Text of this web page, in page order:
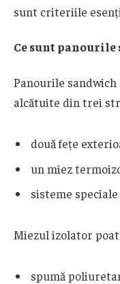
sunt criteriile
Ce sunt panourile
Panourile
alcătuite din trei
două fețe
un miez
sisteme
Miezul izolator
spumă